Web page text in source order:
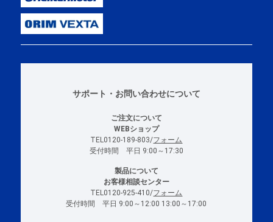
サポート・お問い合わせについて
ご注文について
WEBショップ
TEL0120-189-803/フォーム
受付時間 平日 9:00～17:30
製品について
お客様相談センター
TEL0120-925-410/フォーム
受付時間 平日 9:00～12:00 13:00～17:00